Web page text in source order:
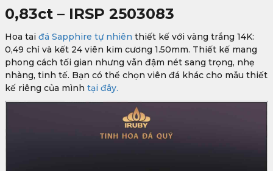
0,83ct – IRSP 2503083
Hoa tai đá Sapphire tự nhiên thiết kế với vàng trắng 14K:
0,49 chỉ và kết 24 viên kim cương 1.50mm. Thiết kế mang
phong cách tối gian nhưng vẫn đậm nét sang trọng, nhẹ
nhàng, tinh tế. Bạn có thể chọn viên đá khác cho mẫu thiết
kế riêng của mình tại đây.